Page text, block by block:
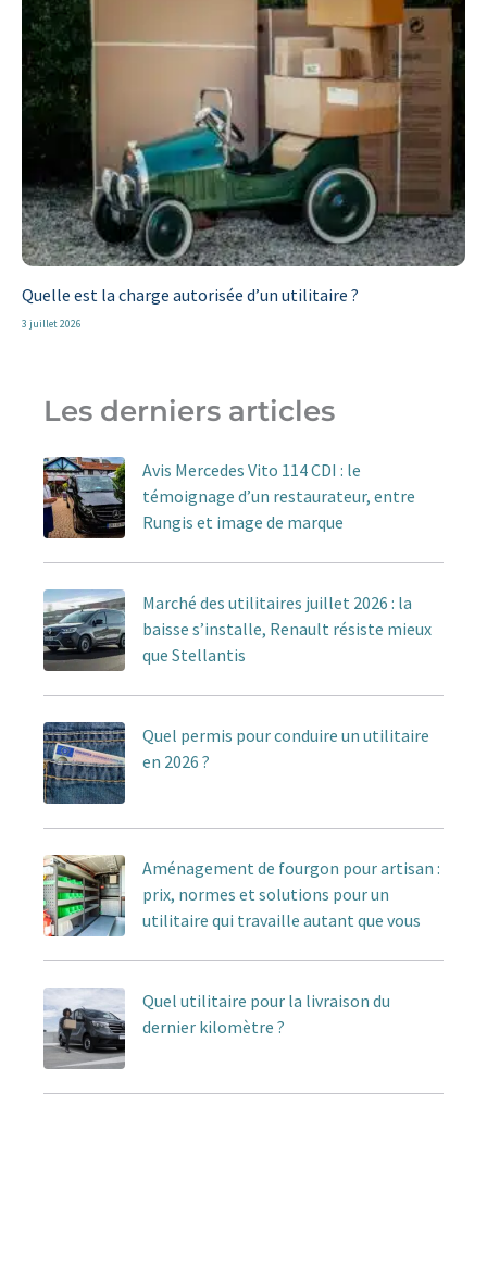
Quelle est la charge autorisée d’un utilitaire ?
3 juillet 2026
Les derniers articles
Avis Mercedes Vito 114 CDI : le
témoignage d’un restaurateur, entre
Rungis et image de marque
Marché des utilitaires juillet 2026 : la
baisse s’installe, Renault résiste mieux
que Stellantis
Quel permis pour conduire un utilitaire
en 2026 ?
Aménagement de fourgon pour artisan :
prix, normes et solutions pour un
utilitaire qui travaille autant que vous
Quel utilitaire pour la livraison du
dernier kilomètre ?